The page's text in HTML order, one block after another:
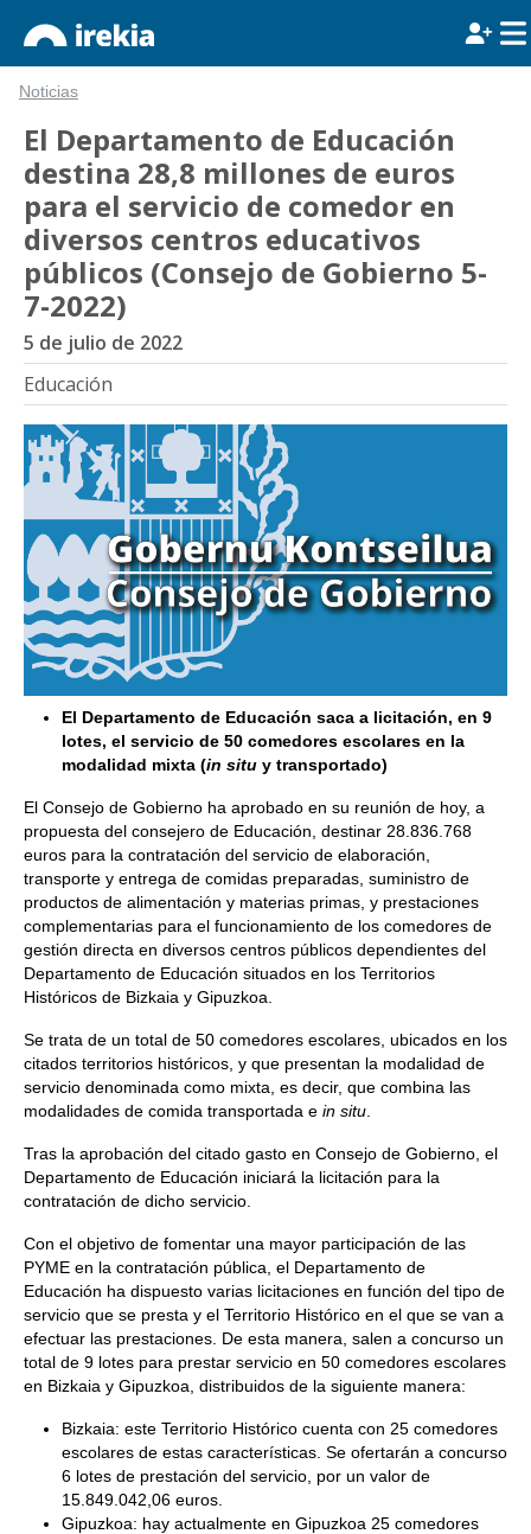
Noticias
El Departamento de Educación
destina 28,8 millones de euros
para el servicio de comedor en
diversos centros educativos
públicos (Consejo de Gobierno 5-
7-2022)
5 de julio de 2022
Educación
El Departamento de Educación saca a licitación, en 9
lotes, el servicio de 50 comedores escolares en la
modalidad mixta (in situ y transportado)
El Consejo de Gobierno ha aprobado en su reunión de hoy, a
propuesta del consejero de Educación, destinar 28.836.768
euros para la contratación del servicio de elaboración,
transporte y entrega de comidas preparadas, suministro de
productos de alimentación y materias primas, y prestaciones
complementarias para el funcionamiento de los comedores de
gestión directa en diversos centros públicos dependientes del
Departamento de Educación situados en los Territorios
Históricos de Bizkaia y Gipuzkoa.
Se trata de un total de 50 comedores escolares, ubicados en los
citados territorios históricos, y que presentan la modalidad de
servicio denominada como mixta, es decir, que combina las
modalidades de comida transportada e in situ
Tras la aprobación del citado gasto en Consejo de Gobierno, el
Departamento de Educación iniciará la licitación para la
contratación de dicho servicio.
Con el objetivo de fomentar una mayor participación de las
PYME en la contratación pública, el Departamento de
Educación ha dispuesto varias licitaciones en función del tipo de
servicio que se presta y el Territorio Histórico en el que se van a
efectuar las prestaciones. De esta manera, salen a concurso un
total de 9 lotes para prestar servicio en 50 comedores escolares
en Bizkaia y Gipuzkoa, distribuidos de la siguiente manera:
Bizkaia: este Territorio Histórico cuenta con 25 comedores
escolares de estas características. Se ofertarán a concurso
6 lotes de prestación del servicio, por un valor de
15.849.042,06 euros.
Gipuzkoa: hay actualmente en Gipuzkoa 25 comedores